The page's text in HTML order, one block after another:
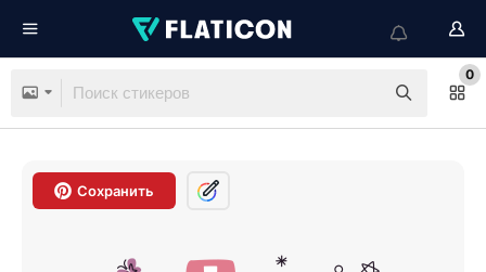
0
Сохранить